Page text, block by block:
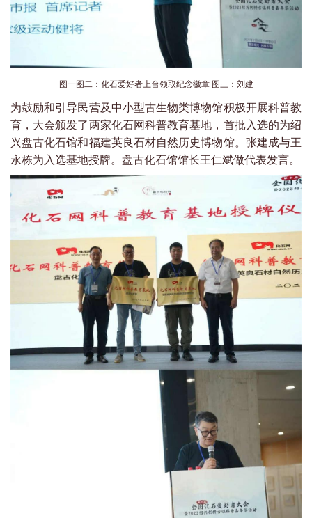
图一图二：化石爱好者上台领取纪念徽章 图三：刘建
为鼓励和引导民营及中小型古生物类博物馆积极开展科普教
育，大会颁发了两家化石网科普教育基地，首批入选的为绍
兴盘古化石馆和福建英良石材自然历史博物馆。张建成与王
永栋为入选基地授牌。盘古化石馆馆长王仁斌做代表发言。